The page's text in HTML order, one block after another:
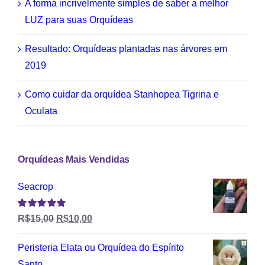
A forma incrivelmente simples de saber a melhor
LUZ para suas Orquídeas
Resultado: Orquídeas plantadas nas árvores em
2019
Como cuidar da orquídea Stanhopea Tigrina e
Oculata
Orquídeas Mais Vendidas
Seacrop
Avaliação
R$15,00 R$10,00
Peristeria Elata ou Orquídea do Espírito